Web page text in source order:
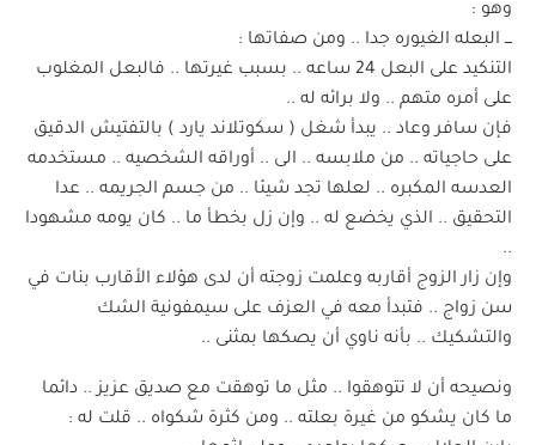
وهو :
ـــ البعله الغيوره جدا .. ومن صفاتها :
التنكيد على البعل 24 ساعه .. بسبب غيرتها .. فالبعل المغلوب
على أمره متهم .. ولا برائه له ..
فإن سافر وعاد .. يبدأ شغل ( سكوتلاند يارد ) بالتفتيش الدقيق
على حاجياته .. من ملابسه .. الى .. أوراقه الشخصيه .. مستخدمه
العدسه المكبره .. لعلها تجد شيئا .. من جسم الجريمه .. عدا
التحقيق .. الذي يخضع له .. وإن زل بخطأ ما .. كان يومه مشهودا
..
وإن زار الزوج أقاربه وعلمت زوجته أن لدى هؤلاء الأقارب بنات في
سن زواج .. فتبدأ معه في العزف على سيمفونية الشك
والتشكيك .. بأنه ناوي أن يصكها بمثنى ..
ونصيحه أن لا تتوهقوا .. مثل ما توهقت مع صديق عزيز .. دائما
ما كان يشكو من غيرة بعلته .. ومن كثرة شكواه .. قلت له :